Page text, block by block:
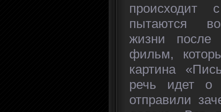
пытаются
жизни
фильм,
картина
речь идет о
отправили